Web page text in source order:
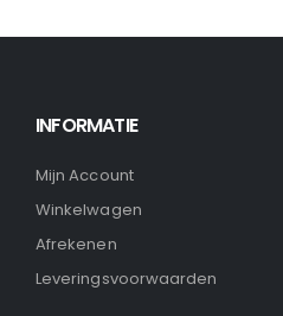
INFORMATIE
Mijn Account
Winkelwagen
Afrekenen
Leveringsvoorwaarden